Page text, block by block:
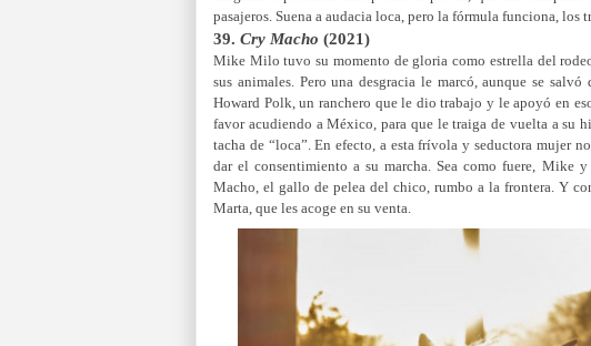
pasajeros. Suena a audacia loca, pero la fórmula funciona, los
39. Cry Macho (2021)
Mike Milo tuvo su momento de gloria como estrella del
sus animales. Pero una desgracia le marcó, aunque se
Howard Polk, un ranchero que le dio trabajo y le apoyó en
favor acudiendo a México, para que le traiga de vuelta a su
tacha de “loca”. En efecto, a esta frívola y seductora mujer
dar el consentimiento a su marcha. Sea como fuere, Mike
Macho, el gallo de pelea del chico, rumbo a la frontera. Y
Marta, que les acoge en su venta.